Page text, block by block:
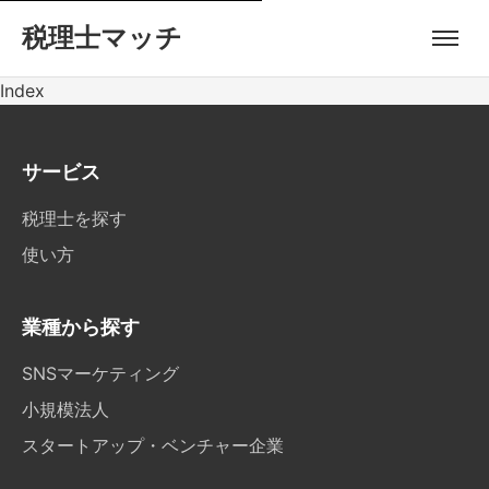
税理士マッチ
Index
サービス
税理士を探す
使い方
業種から探す
SNSマーケティング
小規模法人
スタートアップ・ベンチャー企業